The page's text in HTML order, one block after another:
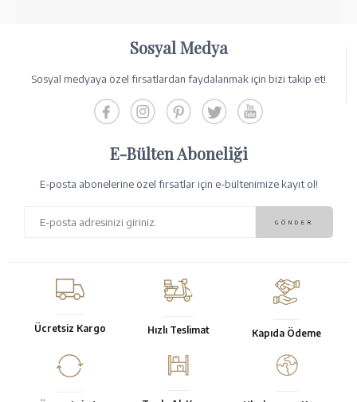
Sosyal Medya
Sosyal medyaya özel fırsatlardan faydalanmak için bizi takip et!
E-Bülten Aboneliği
E-posta abonelerine özel fırsatlar için e-bültenimize kayıt ol!
Ücretsiz Kargo Hızlı Teslimat Kapıda Ödeme